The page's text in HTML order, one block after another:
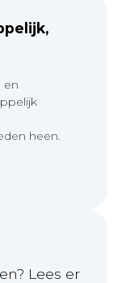
en
heen.
Lees er